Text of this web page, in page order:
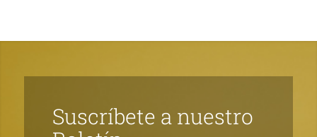
Suscríbete a nuestro